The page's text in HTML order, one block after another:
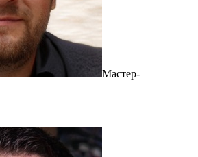
Мастер-